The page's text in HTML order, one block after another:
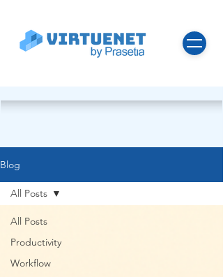
Blog
All Posts
Productivity
Workflow
All Posts